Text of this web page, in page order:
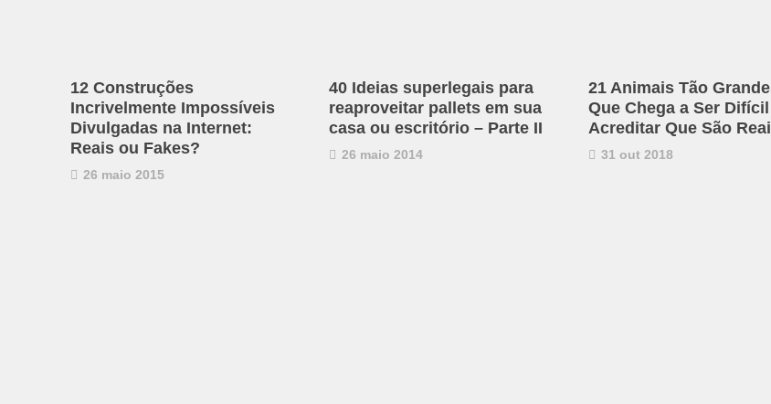
12 Construções
Incrivelmente Impossíveis
Divulgadas na Internet:
Reais ou Fakes?
26 maio 2015
40 Ideias superlegais para
reaproveitar pallets em sua
casa ou escritório – Parte II
26 maio 2014
21 Animais Tão
Que Chega a Ser Difícil
Acreditar Que São
31 out 2018